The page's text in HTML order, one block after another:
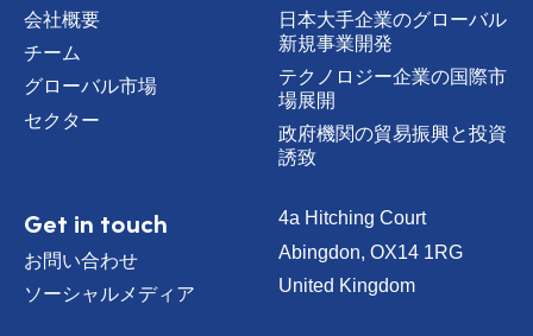
会社概要
チーム
グローバル市場
セクター
日本大手企業のグローバル
新規事業開発
テクノロジー企業の国際市
場展開
政府機関の貿易振興と投資
誘致
Get in touch
お問い合わせ
ソーシャルメディア
4a Hitching Court
Abingdon, OX14 1RG
United Kingdom